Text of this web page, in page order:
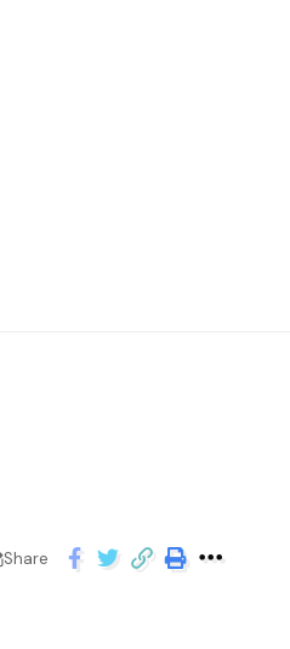
Share